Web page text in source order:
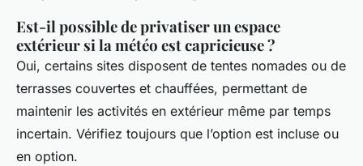
Est-il possible de privatiser un espace
extérieur si la météo est capricieuse ?
Oui, certains sites disposent de tentes nomades ou de
terrasses couvertes et chauffées, permettant de
maintenir les activités en extérieur même par temps
incertain. Vérifiez toujours que l’option est incluse ou
en option.